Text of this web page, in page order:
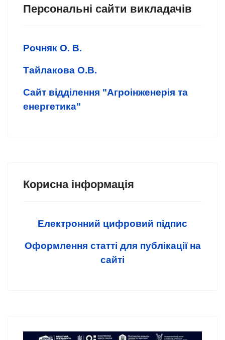
Персональні сайти викладачів
Рочняк О. В.
Тайлакова О.В.
Сайт відділення "Агроінженерія та
енергетика"
Корисна інформація
Електронний цифровий підпис
Оформлення статті для публікації на
сайті